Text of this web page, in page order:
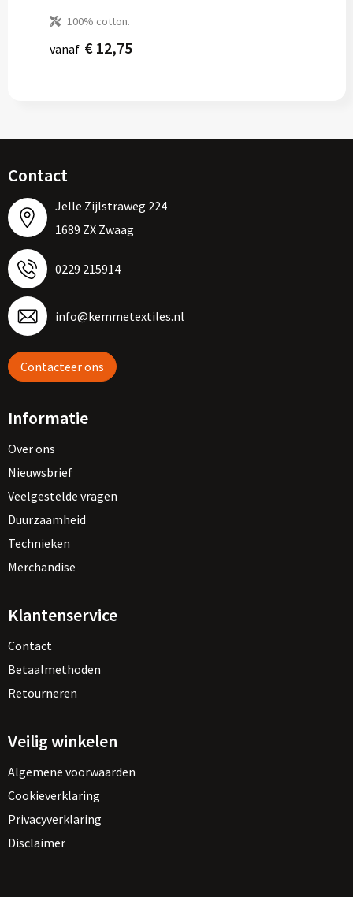
100% cotton.
vanaf € 12,75
Contact
Jelle Zijlstraweg 224
1689 ZX Zwaag
0229 215914
info@kemmetextiles.nl
Contacteer ons
Informatie
Over ons
Nieuwsbrief
Veelgestelde vragen
Duurzaamheid
Technieken
Merchandise
Klantenservice
Contact
Betaalmethoden
Retourneren
Veilig winkelen
Algemene voorwaarden
Cookieverklaring
Privacyverklaring
Disclaimer